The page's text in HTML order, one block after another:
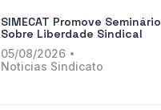
SIMECAT Promove Seminário
Sobre Liberdade Sindical
05/08/2026
Noticias Sindicato